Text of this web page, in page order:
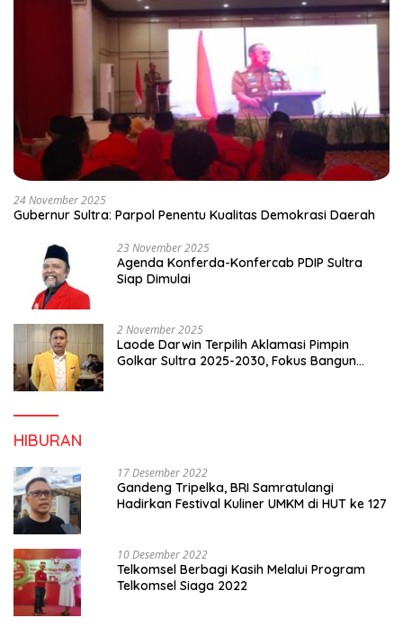
24 November 2025
Gubernur Sultra: Parpol Penentu Kualitas Demokrasi Daerah
23 November 2025
Agenda Konferda-Konfercab PDIP Sultra
Siap Dimulai
2 November 2025
Laode Darwin Terpilih Aklamasi Pimpin
Golkar Sultra 2025-2030, Fokus Bangun
HIBURAN
17 Desember 2022
Gandeng Tripelka, BRI Samratulangi
Hadirkan Festival Kuliner UMKM di HUT ke 127
10 Desember 2022
Telkomsel Berbagi Kasih Melalui Program
Telkomsel Siaga 2022